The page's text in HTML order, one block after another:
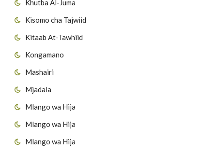
Khutba Al-Juma
Kisomo cha Tajwiid
Kitaab At-Tawhiid
Kongamano
Mashairi
Mjadala
Mlango wa Hija
Mlango wa Hija
Mlango wa Hija